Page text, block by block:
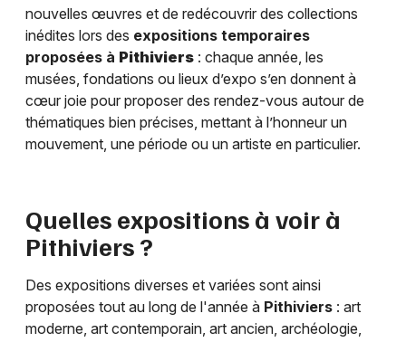
nouvelles œuvres et de redécouvrir des collections
inédites lors des expositions temporaires
proposées à Pithiviers : chaque année, les
musées, fondations ou lieux d’expo s’en donnent à
cœur joie pour proposer des rendez-vous autour de
thématiques bien précises, mettant à l’honneur un
mouvement, une période ou un artiste en particulier.
Quelles expositions à voir à
Pithiviers ?
Des expositions diverses et variées sont ainsi
proposées tout au long de l'année à Pithiviers : art
moderne, art contemporain, art ancien, archéologie,